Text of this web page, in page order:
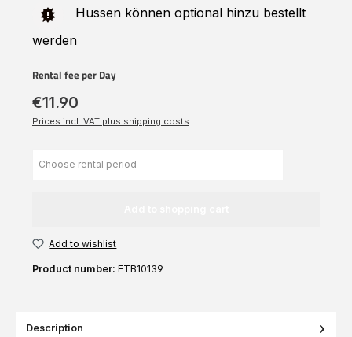
Hussen können optional hinzu bestellt
werden
Rental fee per Day
€11.90
Prices incl. VAT plus shipping costs
Add to wishlist
Product number: ETB10139
Description